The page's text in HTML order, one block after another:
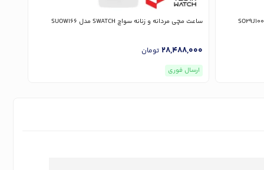
ساعت مچی مردانه و زنانه سواچ SWATCH مدل SUOW166
28,488,000 تومان
ارسال فوری